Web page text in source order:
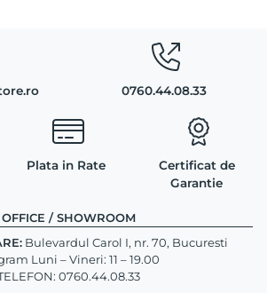
0760.44.08.33
Plata in Rate
Certificat de
Garantie
OFFICE / SHOWROOM
Bulevardul Carol I, nr. 70, Bucuresti
Luni – Vineri: 11 – 19.00
0760.44.08.33